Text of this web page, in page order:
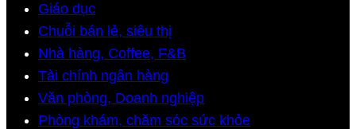
Giáo dục
Chuỗi bán lẻ, siêu thị
Nhà hàng, Coffee, F&B
Tài chính ngân hàng
Văn phòng, Doanh nghiệp
Phòng khám, chăm sóc sức khỏe